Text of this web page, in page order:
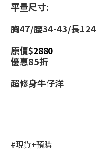
平量尺寸:
胸47/腰34-43/長124
原價$2880
優惠85折
超修身牛仔洋
#現貨+預購